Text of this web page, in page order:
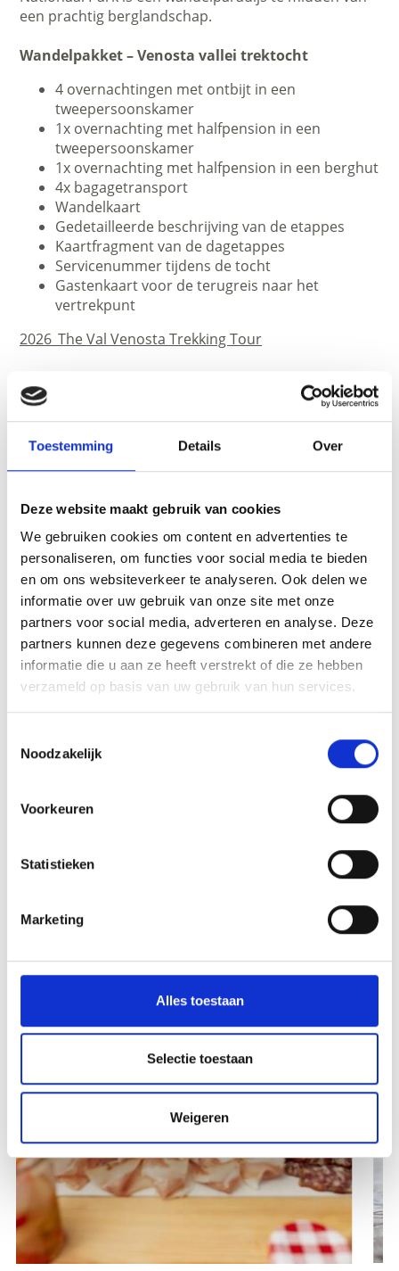
Toestemming Details Over
Deze website maakt gebruik van cookies
We gebruiken cookies om content en advertenties te
personaliseren, om functies voor social media te bieden
en om ons websiteverkeer te analyseren. Ook delen we
informatie over uw gebruik van onze site met onze
partners voor social media, adverteren en analyse. Deze
partners kunnen deze gegevens combineren met andere
informatie die u aan ze heeft verstrekt of die ze hebben
verzameld op basis van uw gebruik van hun services.
Noodzakelijk
Voorkeuren
Statistieken
Marketing
Alles toestaan
Selectie toestaan
Weigeren
een prachtig berglandschap.
Wandelpakket – Venosta vallei trektocht
4 overnachtingen met ontbijt in een
tweepersoonskamer
1x overnachting met halfpension in een
tweepersoonskamer
1x overnachting met halfpension in een berghut
4x bagagetransport
Wandelkaart
Gedetailleerde beschrijving van de etappes
Kaartfragment van de dagetappes
Servicenummer tijdens de tocht
Gastenkaart voor de terugreis naar het
vertrekpunt
2026_The Val Venosta Trekking Tour
Val Venosta Touristik
Tel. +39 0473 61 67 42
www.vinschgau-touristik.com
Meer interessante links